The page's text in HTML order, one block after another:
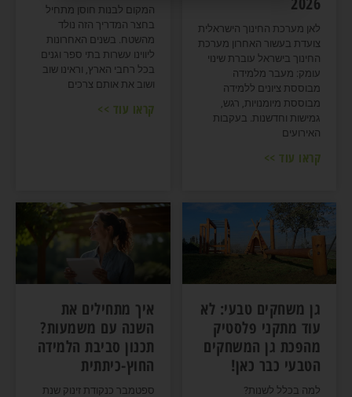
לאן מערכת החינוך הישראלית
צועדת בעשור האחרון מערכת
החינוך בישראל עוברת שינוי
עומק: מעבר מלמידה
מבוססת ציונים ללמידה
מבוססת מיומנויות, רגש,
גמישות וחדשנות. בעקבות
האירועים
קראו עוד >>
המקום לבנות חוסן מתחיל
בחצר המדריך הזה נולד
מהשטח. בשנים האחרונות
ליווינו עשרות בתי ספר וגנים
בכל רחבי הארץ, וראינו שוב
ושוב את אותם צרכים
קראו עוד >>
גן משחקים טבעי: לא
עוד מתקני פלסטיק
מהפכת גן המשחקים
הטבעי כבר כאן!
למה בכלל לשנות?
איך מתחילים את
השנה עם משמעות?
תכנון סביבת הלמידה
החוץ-כיתתית
ספטמבר כנקודת זינוק שנת